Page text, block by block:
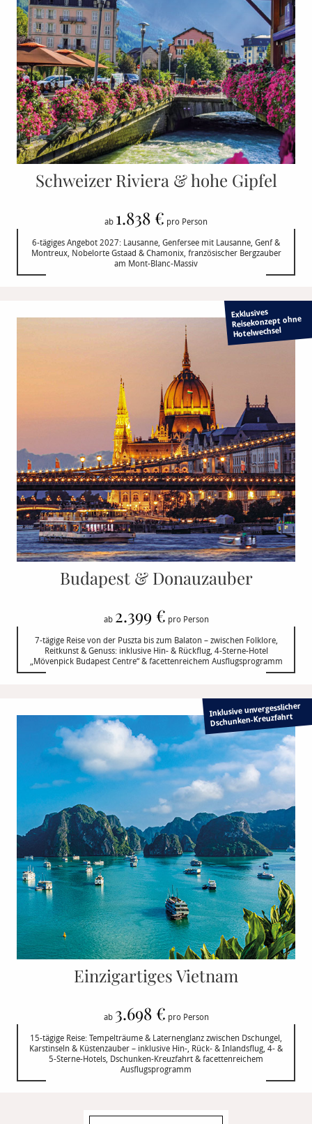
Schweizer Riviera & hohe Gipfel
ab 1.838 € pro Person
6-tägiges Angebot 2027: Lausanne, Genfersee mit Lausanne, Genf &
Montreux, Nobelorte Gstaad & Chamonix, französischer Bergzauber
am Mont-Blanc-Massiv
Exklusives
Reisekonzept ohne
Hotelwechsel
Budapest & Donauzauber
ab 2.399 € pro Person
7-tägige Reise von der Puszta bis zum Balaton – zwischen Folklore,
Reitkunst & Genuss: inklusive Hin- & Rückflug, 4-Sterne-Hotel
„Mövenpick Budapest Centre“ & facettenreichem Ausflugsprogramm
Inklusive unvergesslicher
Dschunken-Kreuzfahrt
Einzigartiges Vietnam
ab 3.698 € pro Person
15-tägige Reise: Tempelträume & Laternenglanz zwischen Dschungel,
Karstinseln & Küstenzauber – inklusive Hin-, Rück- & Inlandsflug, 4- &
5-Sterne-Hotels, Dschunken-Kreuzfahrt & facettenreichem
Ausflugsprogramm